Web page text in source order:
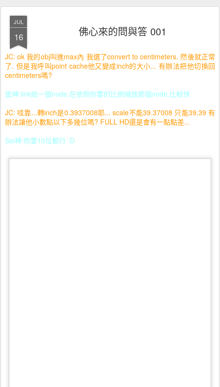
JUL
16 佛心來的問與答 001
JC: ok 我的obj叫進max內 我選了convert to centimeters. 然後就正常
了. 但是我呼叫point cache他又變成inch的大小... 有辦法把他切換回
centimeters嗎?
堡神:link給一個node,在依照你要的比例縮放那個node.比較快
JC: 哇靠...轉inch是0.3937008耶... scale不能39.37008 只能39.39 有
辦法讓他小數點以下多幾位嗎? FULL HD還是會有一點點差...
Sai神:你要10位都行 :D